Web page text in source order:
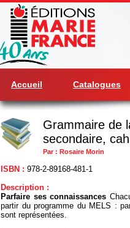
Accueil Catalogues
Grammaire de
secondaire,
Par : Rosaire Morin
ISBN : 978-2-89168-481-1
Description :
Parfaire ses connaissances
partir du programme du MELS :
sont représentées.